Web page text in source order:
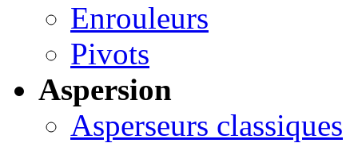
Enrouleurs
Pivots
Aspersion
Asperseurs classiques